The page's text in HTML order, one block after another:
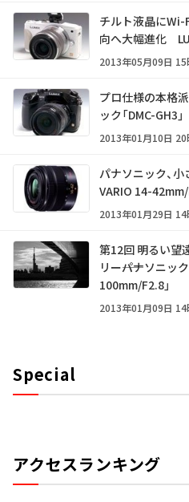
チルト液晶に
向へ大幅進化
2013年05月09日
プロ仕様の本格
ック「DMC-GH3」
2013年01月10日
パナソニック、小
VARIO 14-42mm/
2013年01月29日
第12回 明るい望
リー――パナソニッ
100mm/F2.8」
2013年01月09日
Special
アクセスランキング